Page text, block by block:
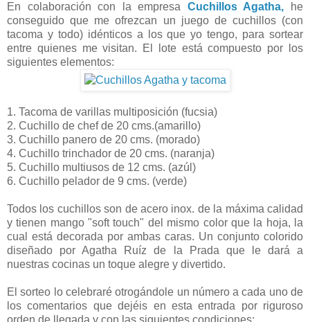
En colaboración con la empresa Cuchillos Agatha, he
conseguido que me ofrezcan un juego de cuchillos (con
tacoma y todo) idénticos a los que yo tengo, para sortear
entre quienes me visitan. El lote está compuesto por los
siguientes elementos:
1. Tacoma de varillas multiposición (fucsia)
2. Cuchillo de chef de 20 cms.(amarillo)
3. Cuchillo panero de 20 cms. (morado)
4. Cuchillo trinchador de 20 cms. (naranja)
5. Cuchillo multiusos de 12 cms. (azúl)
6. Cuchillo pelador de 9 cms. (verde)
Todos los cuchillos son de acero inox. de la máxima calidad
y tienen mango "soft touch" del mismo color que la hoja, la
cual está decorada por ambas caras. Un conjunto colorido
diseñado por Agatha Ruíz de la Prada que le dará a
nuestras cocinas un toque alegre y divertido.
El sorteo lo celebraré otrogándole un número a cada uno de
los comentarios que dejéis en esta entrada por riguroso